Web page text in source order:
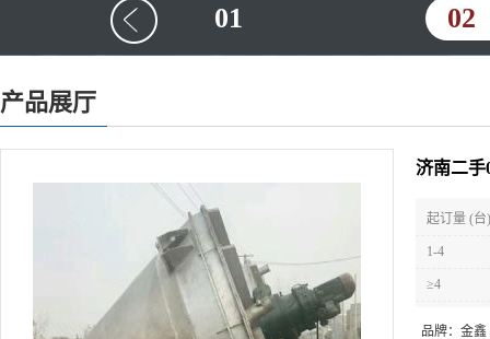
01 02
产品展厅
济南二手
起订量 (台)
1-4
≥4
品牌： 金鑫